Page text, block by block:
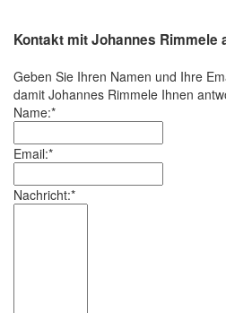
Kontakt mit Johannes Rimmele
Geben Sie Ihren Namen und Ihre
damit Johannes Rimmele Ihnen
Name:*
Email:*
Nachricht:*